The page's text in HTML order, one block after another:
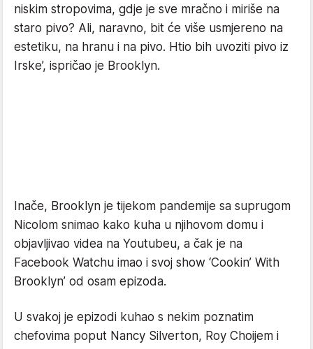
niskim stropovima, gdje je sve mračno i miriše na
staro pivo? Ali, naravno, bit će više usmjereno na
estetiku, na hranu i na pivo. Htio bih uvoziti pivo iz
Irske’, ispričao je Brooklyn.
Inače, Brooklyn je tijekom pandemije sa suprugom
Nicolom snimao kako kuha u njihovom domu i
objavljivao videa na Youtubeu, a čak je na
Facebook Watchu imao i svoj show ‘Cookin’ With
Brooklyn’ od osam epizoda.
U svakoj je epizodi kuhao s nekim poznatim
chefovima poput Nancy Silverton, Roy Choijem i